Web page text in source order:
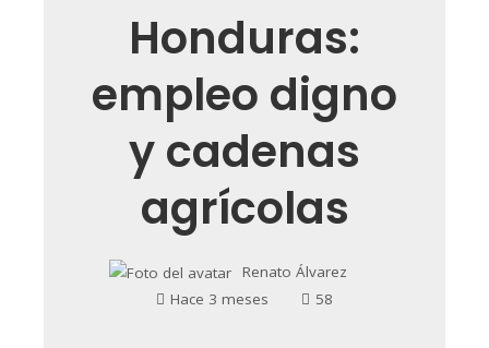
Honduras:
empleo digno
y cadenas
agrícolas
Renato Álvarez
Hace 3 meses
58